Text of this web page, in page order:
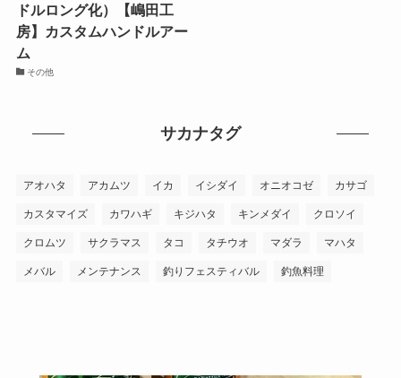
ドルロング化）【嶋田工
房】カスタムハンドルアー
ム
その他
サカナタグ
アオハタ アカムツ イカ イシダイ オニオコゼ カサゴ
カスタマイズ カワハギ キジハタ キンメダイ クロソイ
クロムツ サクラマス タコ タチウオ マダラ マハタ
メバル メンテナンス 釣りフェスティバル 釣魚料理